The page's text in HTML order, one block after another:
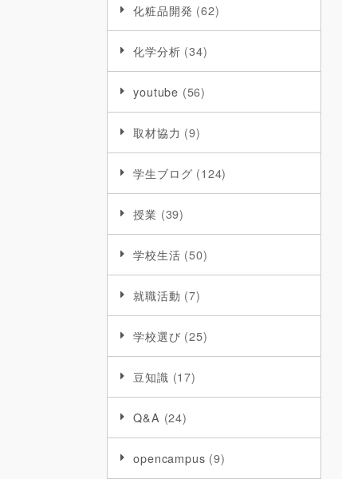
化粧品開発 (62)
化学分析 (34)
youtube (56)
取材協力 (9)
学生ブログ (124)
授業 (39)
学校生活 (50)
就職活動 (7)
学校選び (25)
豆知識 (17)
Q&A (24)
opencampus (9)